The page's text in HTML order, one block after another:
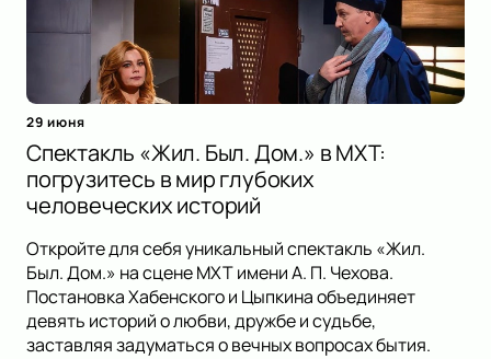
29 июня
Спектакль «Жил. Был. Дом.» в МХТ:
погрузитесь в мир глубоких
человеческих историй
Откройте для себя уникальный спектакль «Жил.
Был. Дом.» на сцене МХТ имени А. П. Чехова.
Постановка Хабенского и Цыпкина объединяет
девять историй о любви, дружбе и судьбе,
заставляя задуматься о вечных вопросах бытия.